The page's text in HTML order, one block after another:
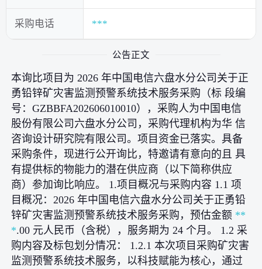
采购电话 ***
公告正文
本询比项目为 2026 年中国电信六盘水分公司关于正
勇铅锌矿灾害监测预警系统技术服务采购（标 段编
号：GZBBFA202606010010），采购人为中国电信
股份有限公司六盘水分公司，采购代理机构为华 信
咨询设计研究院有限公司。项目资金已落实。具备
采购条件，现进行公开询比，特邀请有意向的且 具
有提供标的物能力的潜在供应商（以下简称供应
商）参加询比响应。 1.项目概况与采购内容 1.1 项
目概况：2026 年中国电信六盘水分公司关于正勇铅
锌矿灾害监测预警系统技术服务采购，预估金额 **
*.00 元人民币（含税），服务期为 24 个月。 1.2 采
购内容及标包划分情况： 1.2.1 本次项目采购矿灾害
监测预警系统技术服务，以科技赋能为核心，通过